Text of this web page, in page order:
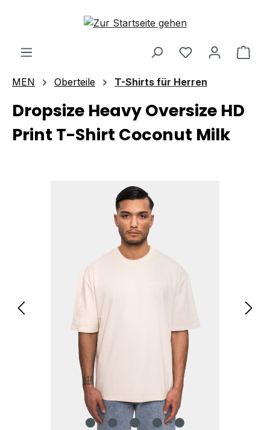
Zum Hauptinhalt springen
MEN Oberteile T-Shirts für Herren
Dropsize Heavy Oversize HD
Print T-Shirt Coconut Milk
Bildergalerie überspringen